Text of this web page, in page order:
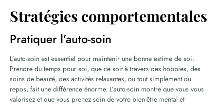
Stratégies comportementales
Pratiquer l’auto-soin
L’auto-soin est essentiel pour maintenir une bonne estime de soi.
Prendre du temps pour soi, que ce soit à travers des hobbies, des
soins de beauté, des activités relaxantes, ou tout simplement du
repos, fait une différence énorme. L’auto-soin montre que vous vous
valorisez et que vous prenez soin de votre bien-être mental et